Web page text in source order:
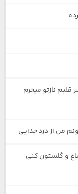
نازتو میخرم
من از درد جدایی
و گلستون کنی